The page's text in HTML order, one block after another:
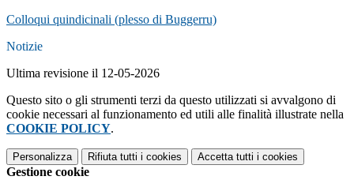
Colloqui quindicinali (plesso di Buggerru)
Notizie
Ultima revisione il 12-05-2026
Questo sito o gli strumenti terzi da questo utilizzati si avvalgono di
cookie necessari al funzionamento ed utili alle finalità illustrate nella
COOKIE POLICY.
Personalizza Rifiuta tutti i cookies Accetta tutti i cookies
Gestione cookie